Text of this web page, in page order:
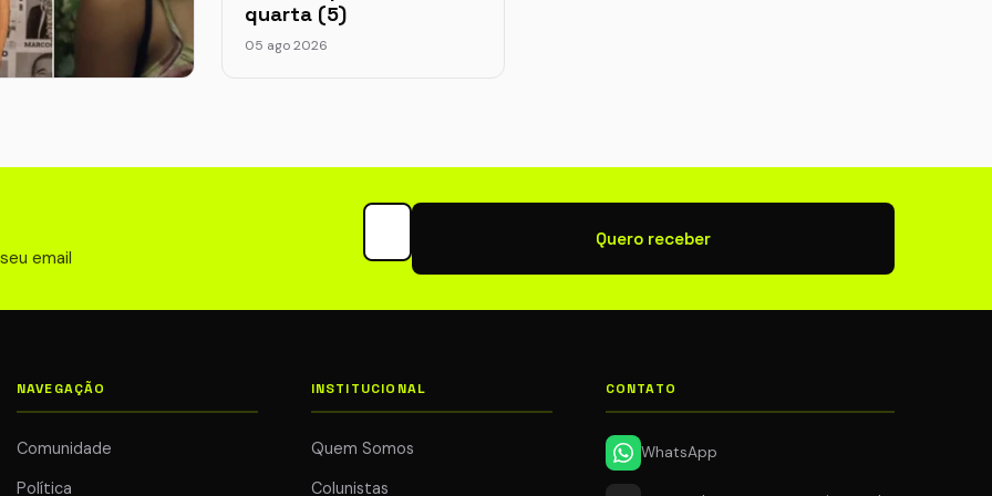
Melhor Filme
quarta (5)
05 ago 2026
email
Seu email para newsletter
Quero receber
NAVEGAÇÃO
Comunidade
Política
INSTITUCIONAL
Quem Somos
Colunistas
CONTATO
WhatsApp